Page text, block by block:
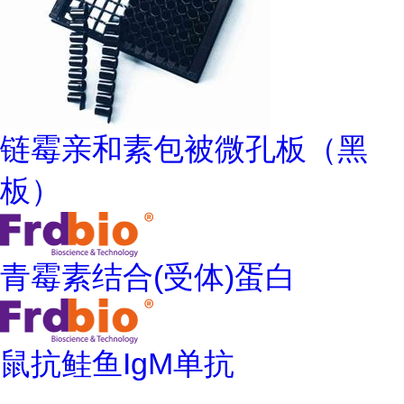
链霉亲和素包被微孔板（黑
板）
青霉素结合(受体)蛋白
鼠抗鲑鱼IgM单抗